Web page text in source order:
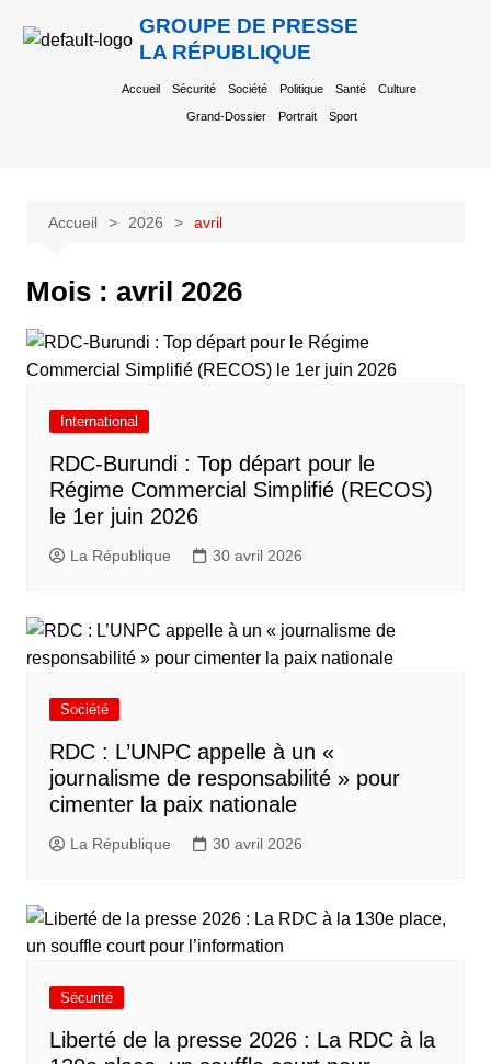
GROUPE DE PRESSE
LA RÉPUBLIQUE
Accueil Sécurité Société Politique Santé Culture
Grand-Dossier Portrait Sport
Accueil 2026 avril
Mois : avril 2026
International
RDC-Burundi : Top départ pour le
Régime Commercial Simplifié (RECOS)
le 1er juin 2026
La République 30 avril 2026
Société
RDC : L’UNPC appelle à un «
journalisme de responsabilité » pour
cimenter la paix nationale
La République 30 avril 2026
Sécurité
Liberté de la presse 2026 : La RDC à la